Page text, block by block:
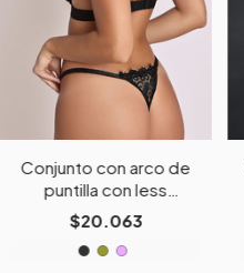
Conjunto con arco de
puntilla con less
regulable
$20.063